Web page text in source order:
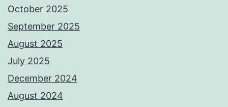
October 2025
September 2025
August 2025
July 2025
December 2024
August 2024